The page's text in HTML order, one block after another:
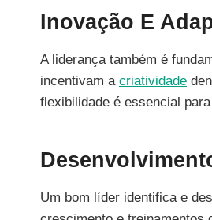
Inovação E
A liderança também é
incentivam a criatividade
flexibilidade é essencial
Um bom líder identifica e